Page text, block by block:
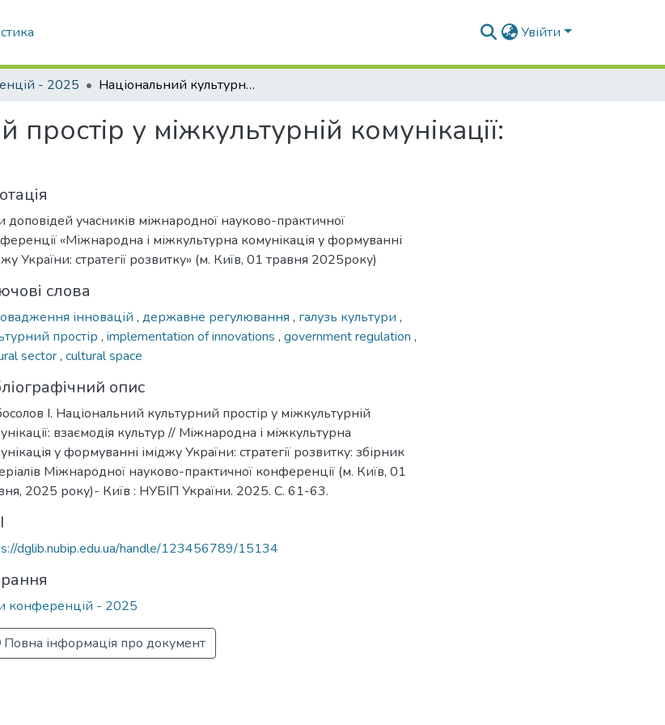
Увійти
- 2025 Національний культурний простір у міжкультурній комунікації: взаємодія культур
у міжкультурній комунікації:
доповідей учасників міжнародної науково-практичної
«Міжнародна і міжкультурна комунікація у формуванні
України: стратегії розвитку» (м. Київ, 01 травня 2025року)
слова
інновацій , державне регулювання , галузь культури ,
простір , implementation of innovations , government regulation ,
sector, cultural space
опис
І. Національний культурний простір у міжкультурній
взаємодія культур // Міжнародна і міжкультурна
у формуванні іміджу України: стратегії розвитку: збірник
Міжнародної науково-практичної конференції (м. Київ, 01
2025 року)- Київ : НУБІП України. 2025. С. 61-63.
dglib.nubip.edu.ua/handle/123456789/15134
конференцій - 2025
Повна інформація про документ